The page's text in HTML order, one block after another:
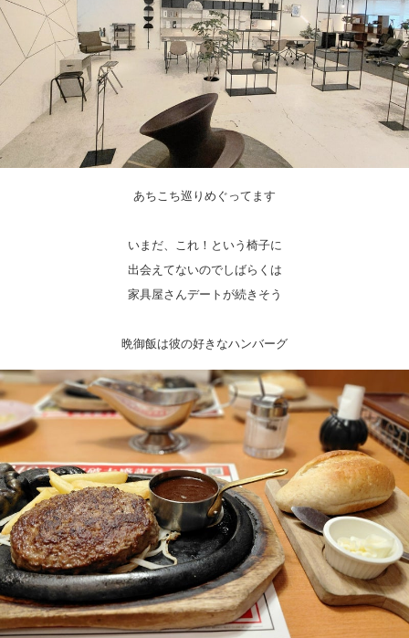
あちこち巡りめぐってます
いまだ、これ！という椅子に
出会えてないのでしばらくは
家具屋さんデートが続きそう
晩御飯は彼の好きなハンバーグ